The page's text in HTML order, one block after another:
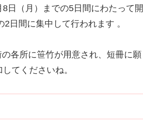
日（月）までの5日間にわたって開
日間に集中して行われます 。
各所に笹竹が用意され、短冊に願
てくださいね。